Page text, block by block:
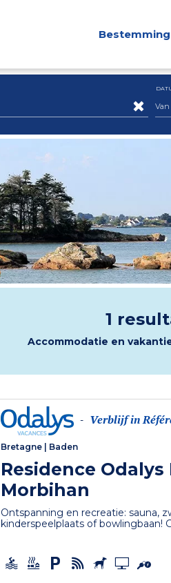
1
Accommodatie en
- Verblijf in
Bretagne Baden
Residence Odalys
Morbihan
Ontspanning en recreatie: sauna,
kinderspeelplaats of bowlingbaan!